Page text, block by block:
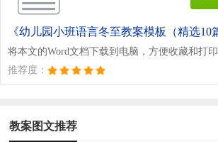
将本文的Word文档下载到电脑，方便收藏和打印
推荐度：
教案图文推荐